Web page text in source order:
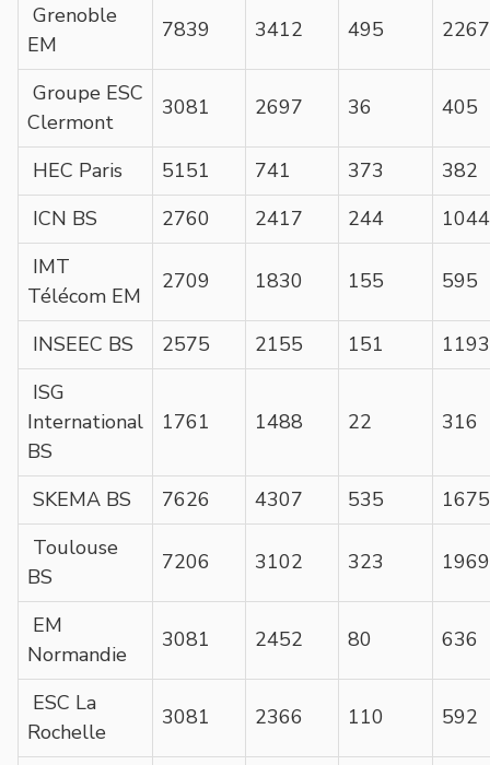
Grenoble
EM
7839 3412 495 2267
Groupe ESC
Clermont
3081 2697 36 405
HEC Paris 5151 741 373
382
ICN BS
2760 2417 244
1044
IMT
Télécom EM
2709 1830 155 595
INSEEC BS 2575 2155 151
1193
ISG
International
BS
1761 1488 22 316
SKEMA BS 7626 4307 535
1675
Toulouse
BS
7206 3102 323 1969
EM
Normandie
3081 2452 80 636
ESC La
Rochelle
3081 2366 110 592